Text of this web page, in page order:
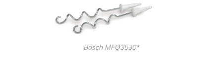
Bosch MFQ3530*